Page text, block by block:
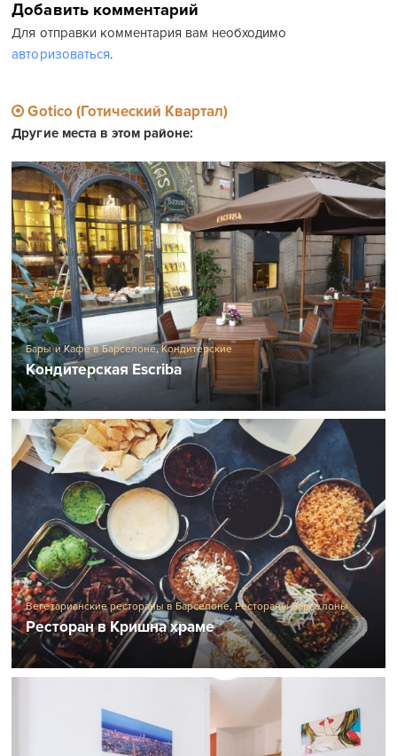
Добавить комментарий
Для отправки комментария вам необходимо
авторизоваться.
Gotico (Готический Квартал)
Другие места в этом районе:
Бары и Кафе в Барселоне, Кондитерские
Кондитерская Escriba
Вегетарианские рестораны в Барселоне, Рестораны Барселоны
Ресторан в Кришна храме